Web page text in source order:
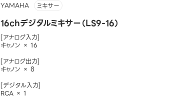
YAMAHA ミキサー
16chデジタルミキサー（LS9-16）
[アナログ入力]
キャノン × 16
[アナログ出力]
キャノン × 8
[デジタル入力]
RCA × 1